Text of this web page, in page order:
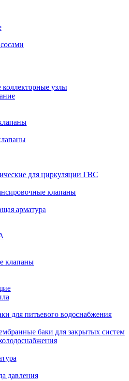
коллекторные узлы
для циркуляции ГВС
клапаны
арматура
клапаны
для питьевого водоснабжения
баки для закрытых систем
давления